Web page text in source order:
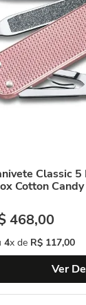
Classic 5
Cotton Candy
468,00
4x de R$ 117,00
Ver